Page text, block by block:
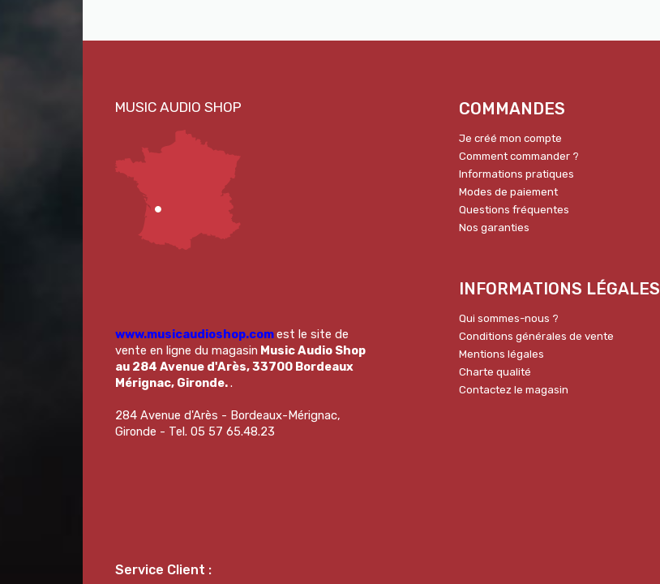
www.musicaudioshop.comest le site de
vente en ligne du magasin Music Audio Shop
au 284 Avenue d'Arès, 33700 Bordeaux
Mérignac, Gironde..
284 Avenue d'Arès - Bordeaux-Mérignac,
Gironde - Tel. 05 57 65.48.23
COMMANDES
Je créé mon compte
Comment commander ?
Informations pratiques
Modes de paiement
Questions fréquentes
Nos garanties
INFORMATIONS LÉGALES
Qui sommes-nous ?
Conditions générales de vente
Mentions légales
Charte qualité
Contactez le magasin